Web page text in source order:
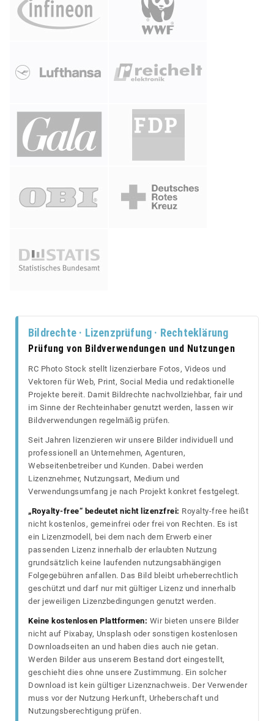
Bildrechte · Lizenzprüfung · Rechteklärung
Prüfung von Bildverwendungen und Nutzungen
RC Photo Stock stellt lizenzierbare Fotos, Videos und
Vektoren für Web, Print, Social Media und redaktionelle
Projekte bereit. Damit Bildrechte nachvollziehbar, fair und
im Sinne der Rechteinhaber genutzt werden, lassen wir
Bildverwendungen regelmäßig prüfen.
Seit Jahren lizenzieren wir unsere Bilder individuell und
professionell an Unternehmen, Agenturen,
Webseitenbetreiber und Kunden. Dabei werden
Lizenznehmer, Nutzungsart, Medium und
Verwendungsumfang je nach Projekt konkret festgelegt.
„Royalty-free“ bedeutet nicht lizenzfrei: Royalty-free heißt
nicht kostenlos, gemeinfrei oder frei von Rechten. Es ist
ein Lizenzmodell, bei dem nach dem Erwerb einer
passenden Lizenz innerhalb der erlaubten Nutzung
grundsätzlich keine laufenden nutzungsabhängigen
Folgegebühren anfallen. Das Bild bleibt urheberrechtlich
geschützt und darf nur mit gültiger Lizenz und innerhalb
der jeweiligen Lizenzbedingungen genutzt werden.
Keine kostenlosen Plattformen: Wir bieten unsere Bilder
nicht auf Pixabay, Unsplash oder sonstigen kostenlosen
Downloadseiten an und haben dies auch nie getan.
Werden Bilder aus unserem Bestand dort eingestellt,
geschieht dies ohne unsere Zustimmung. Ein solcher
Download ist kein gültiger Lizenznachweis. Der Verwender
muss vor der Nutzung Herkunft, Urheberschaft und
Nutzungsberechtigung prüfen.